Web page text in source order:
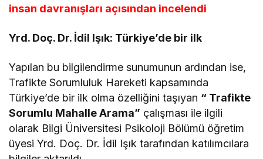
insan davranışları açısından incelendi
Yrd. Doç. Dr. İdil Işık: Türkiye’de bir ilk
Yapılan bu bilgilendirme sunumunun ardından ise,
Trafikte Sorumluluk Hareketi kapsamında
Türkiye’de bir ilk olma özelliğini taşıyan “ Trafikte
Sorumlu Mahalle Arama” çalışması ile ilgili
olarak Bilgi Üniversitesi Psikoloji Bölümü öğretim
üyesi Yrd. Doç. Dr. İdil Işık tarafından katılımcılara